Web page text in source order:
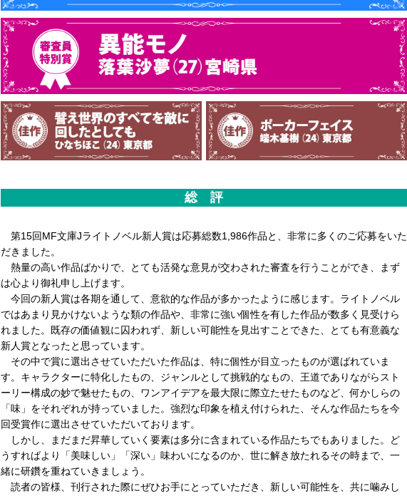
総 評
第15回MF文庫Jライトノベル新人賞は応募総数1,986作品と、非常に多くのご応募をいた
だきました。
熱量の高い作品ばかりで、とても活発な意見が交わされた審査を行うことができ、まず
は心より御礼申し上げます。
今回の新人賞は各期を通して、意欲的な作品が多かったように感じます。ライトノベル
ではあまり見かけないような類の作品や、非常に強い個性を有した作品が数多く見受けら
れました。既存の価値観に囚われず、新しい可能性を見出すことできた、とても有意義な
新人賞となったと思っています。
その中で賞に選出させていただいた作品は、特に個性が目立ったものが選ばれていま
す。キャラクターに特化したもの、ジャンルとして挑戦的なもの、王道でありながらスト
ーリー構成の妙で魅せたもの、ワンアイデアを最大限に際立たせたものなど、何かしらの
「味」をそれぞれが持っていました。強烈な印象を植え付けられた、そんな作品たちを今
回受賞作に選出させていただいております。
しかし、まだまだ昇華していく要素は多分に含まれている作品たちでもありました。ど
うすればより「美味しい」「深い」味わいになるのか、世に解き放たれるその時まで、一
緒に研鑽を重ねていきましょう。
読者の皆様、刊行された際にぜひお手にとっていただき、新しい可能性を、共に噛みし